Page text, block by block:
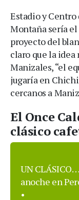
Estadio y Centro
Montaña sería
proyecto del
claro que la idea
Manizales, “el
jugaría en
cercanos a
El Once
clásico
UN
anoche en
•